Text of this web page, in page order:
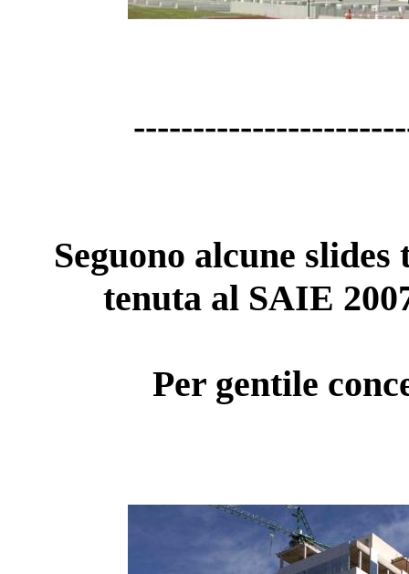
Seguono alcune
tenuta al SAIE
Per gentile